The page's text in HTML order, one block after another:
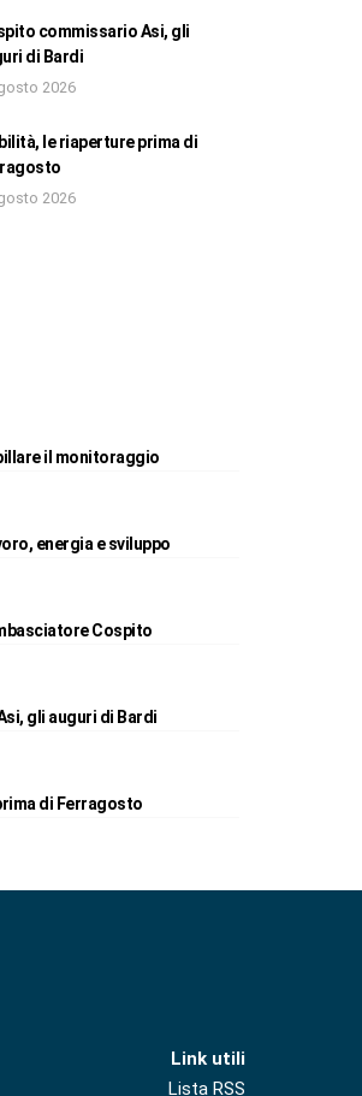
commissario Asi, gli
di Bardi
2026
le riaperture prima di
2026
il monitoraggio
energia e sviluppo
Cospito
gli auguri di Bardi
di Ferragosto
Link utili
Lista RSS